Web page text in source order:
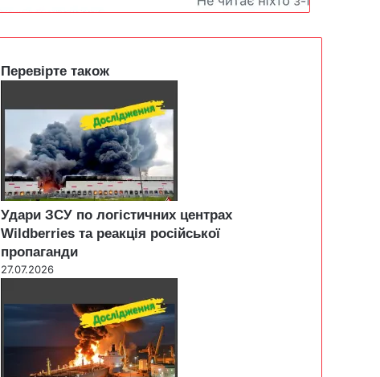
Перевірте також
Удари ЗСУ по логістичних центрах
Wildberries та реакція російської
пропаганди
27.07.2026